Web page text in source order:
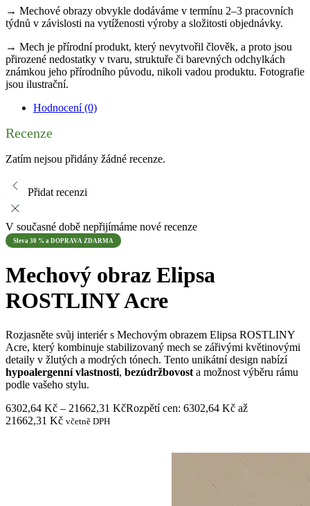
→ Mechové obrazy obvykle dodáváme v termínu 2–3 pracovních
týdnů v závislosti na vytíženosti výroby a složitosti objednávky.
→ Mech je přírodní produkt, který nevytvořil člověk, a proto jsou
přirozené nedostatky v tvaru, struktuře či barevných odchylkách
známkou jeho přírodního původu, nikoli vadou produktu. Fotografie
jsou ilustrační.
Hodnocení (0)
Recenze
Zatím nejsou přidány žádné recenze.
Přidat recenzi
V současné době nepřijímáme nové recenze
Sleva 30 % a DOPRAVA ZDARMA
Mechový obraz Elipsa
ROSTLINY Acre
Rozjasněte svůj interiér s Mechovým obrazem Elipsa ROSTLINY
Acre, který kombinuje stabilizovaný mech se zářivými květinovými
detaily v žlutých a modrých tónech. Tento unikátní design nabízí
hypoalergenní vlastnosti, bezúdržbovost a možnost výběru rámu
podle vašeho stylu.
6302,64 Kč – 21662,31 KčRozpětí cen: 6302,64 Kč až
21662,31 Kč včetně DPH